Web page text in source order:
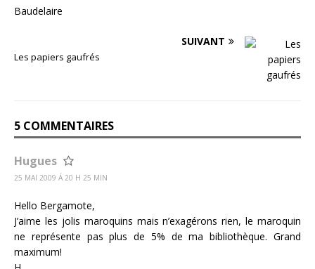
SUIVANT
Les papiers gaufrés
5 COMMENTAIRES
Hugues
25 MAI 2009 Á 20 H 25 MIN
Hello Bergamote,
J’aime les jolis maroquins mais n’exagérons rien, le maroquin
ne représente pas plus de 5% de ma bibliothèque. Grand
maximum!